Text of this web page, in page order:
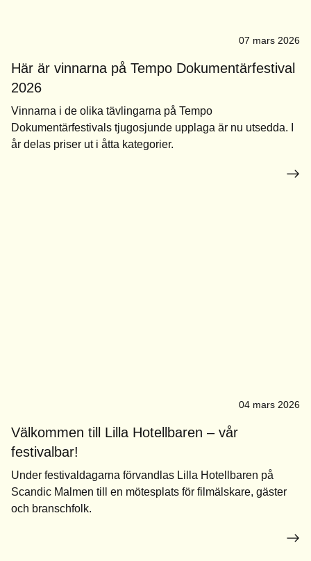
07 mars 2026
Här är vinnarna på Tempo Dokumentärfestival
2026
Vinnarna i de olika tävlingarna på Tempo
Dokumentärfestivals tjugosjunde upplaga är nu utsedda. I
år delas priser ut i åtta kategorier.
04 mars 2026
Välkommen till Lilla Hotellbaren – vår
festivalbar!
Under festivaldagarna förvandlas Lilla Hotellbaren på
Scandic Malmen till en mötesplats för filmälskare, gäster
och branschfolk.